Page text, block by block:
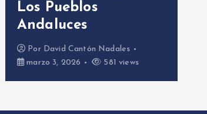
para ASIR (con Bash
y PowerShell)
PorDavid Cantón Nadales
febrero 26, 2026
633 views